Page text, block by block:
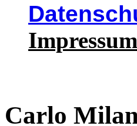
Impressum
Carlo